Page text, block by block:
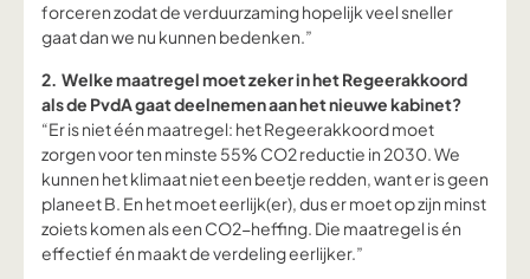
forceren zodat de verduurzaming hopelijk veel sneller
gaat dan we nu kunnen bedenken.”
2. Welke maatregel moet zeker in het Regeerakkoord
als de PvdA gaat deelnemen aan het nieuwe kabinet?
“Er is niet één maatregel: het Regeerakkoord moet
zorgen voor ten minste 55% CO2 reductie in 2030. We
kunnen het klimaat niet een beetje redden, want er is geen
planeet B. En het moet eerlijk(er), dus er moet op zijn minst
zoiets komen als een CO2-heffing. Die maatregel is én
effectief én maakt de verdeling eerlijker.”